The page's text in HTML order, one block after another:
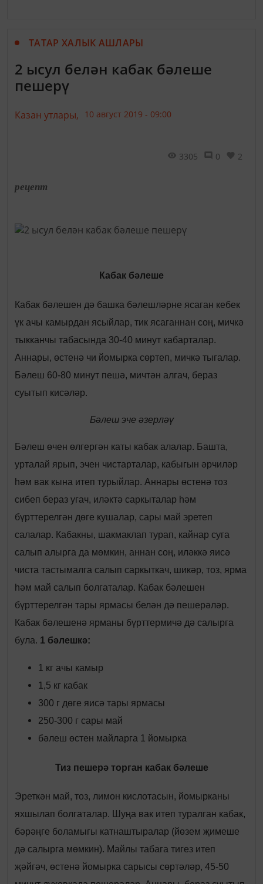
ТАТАР ХАЛЫК АШЛАРЫ
2 ысул белән кабак бәлеше
пешерү
Казан утлары, 10 август 2019 - 09:00
3305 0 2
рецепт
Кабак бәлеше
Кабак бәлешен дә башка бәлешләрне ясаган кебек
үк ачы камырдан ясыйлар, тик ясаганнан соң, мичкә
тыкканчы табасында 30-40 минут кабарталар.
Аннары, өстенә чи йомырка сөртеп, мичкә тыгалар.
Бәлеш 60-80 минут пешә, мичтән алгач, бераз
суытып кисәләр.
Бәлеш эче әзерләү
Бәлеш өчен өлгергән каты кабак алалар. Башта,
урталай ярып, эчен чистарталар, кабыгын әрчиләр
һәм вак кына итеп турыйлар. Аннары өстенә тоз
сибеп бераз угач, иләктә саркыталар һәм
бүрттерелгән дөге кушалар, сары май эретеп
салалар. Кабакны, шакмаклап турап, кайнар суга
салып алырга да мөмкин, аннан соң, иләккә яисә
чиста тастымалга салып саркыткач, шикәр, тоз, ярма
һәм май салып болгаталар. Кабак бәлешен
бүрттерелгән тары ярмасы белән дә пешерәләр.
Кабак бәлешенә ярманы бүрттермичә дә салырга
була. 1 бәлешкә:
1 кг ачы камыр
1,5 кг кабак
300 г дөге яисә тары ярмасы
250-300 г сары май
бәлеш өстен майларга 1 йомырка
Тиз пешерә торган кабак бәлеше
Эреткән май, тоз, лимон кислотасын, йомырканы
яхшылап болгаталар. Шуңа вак итеп туралган кабак,
бәрәңге боламыгы катнаштыралар (йөзем җимеше
дә салырга мөмкин). Майлы табага тигез итеп
җәйгәч, өстенә йомырка сарысы сөртәләр, 45-50